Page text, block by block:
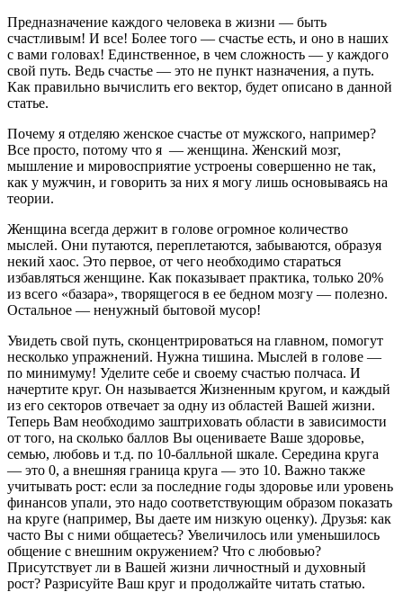
Предназначение каждого человека в жизни — быть
счастливым! И все! Более того — счастье есть, и оно в наших
с вами головах! Единственное, в чем сложность — у каждого
свой путь. Ведь счастье — это не пункт назначения, а путь.
Как правильно вычислить его вектор, будет описано в данной
статье.
Почему я отделяю женское счастье от мужского, например?
Все просто, потому что я — женщина. Женский мозг,
мышление и мировосприятие устроены совершенно не так,
как у мужчин, и говорить за них я могу лишь основываясь на
теории.
Женщина всегда держит в голове огромное количество
мыслей. Они путаются, переплетаются, забываются, образуя
некий хаос. Это первое, от чего необходимо стараться
избавляться женщине. Как показывает практика, только 20%
из всего «базара», творящегося в ее бедном мозгу — полезно.
Остальное — ненужный бытовой мусор!
Увидеть свой путь, сконцентрироваться на главном, помогут
несколько упражнений. Нужна тишина. Мыслей в голове —
по минимуму! Уделите себе и своему счастью полчаса. И
начертите круг. Он называется Жизненным кругом, и каждый
из его секторов отвечает за одну из областей Вашей жизни.
Теперь Вам необходимо заштриховать области в зависимости
от того, на сколько баллов Вы оцениваете Ваше здоровье,
семью, любовь и т.д. по 10-балльной шкале. Середина круга
— это 0, а внешняя граница круга — это 10. Важно также
учитывать рост: если за последние годы здоровье или уровень
финансов упали, это надо соответствующим образом показать
на круге (например, Вы даете им низкую оценку). Друзья: как
часто Вы с ними общаетесь? Увеличилось или уменьшилось
общение с внешним окружением? Что с любовью?
Присутствует ли в Вашей жизни личностный и духовный
рост? Разрисуйте Ваш круг и продолжайте читать статью.